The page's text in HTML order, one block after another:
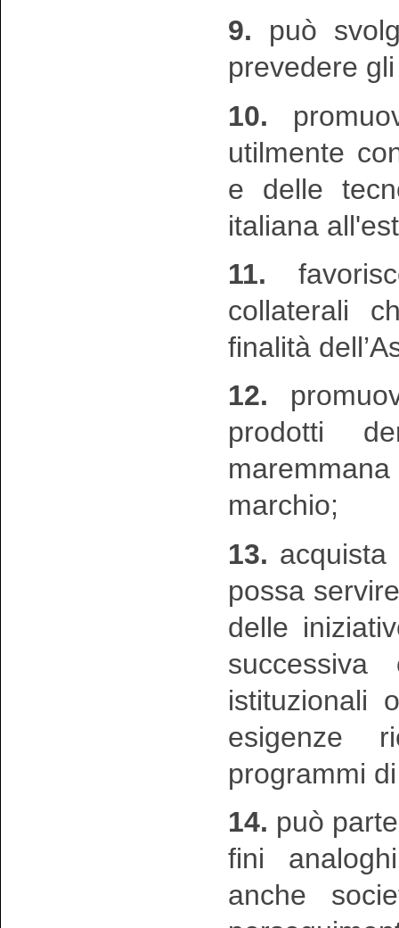
9. può
prevedere
10.
utilmente
e delle
italiana
11.
collaterali
finalità
12.
prodotti
marchio;
13.
possa
delle
istituzionali
esigenze
programmi
14. può
fini
anche